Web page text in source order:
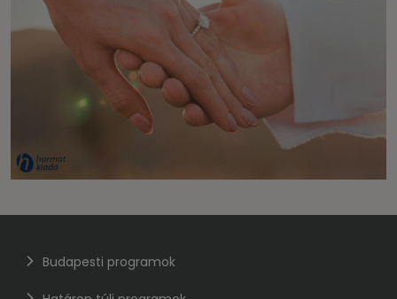
Budapesti programok